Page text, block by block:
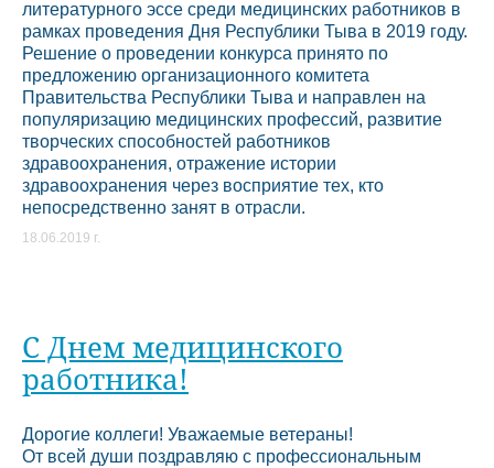
литературного эссе среди медицинских работников в
рамках проведения Дня Республики Тыва в 2019 году.
Решение о проведении конкурса принято по
предложению организационного комитета
Правительства Республики Тыва и направлен на
популяризацию медицинских профессий, развитие
творческих способностей работников
здравоохранения, отражение истории
здравоохранения через восприятие тех, кто
непосредственно занят в отрасли.
18.06.2019 г.
С Днем медицинского
работника!
Дорогие коллеги! Уважаемые ветераны!
От всей души поздравляю с профессиональным